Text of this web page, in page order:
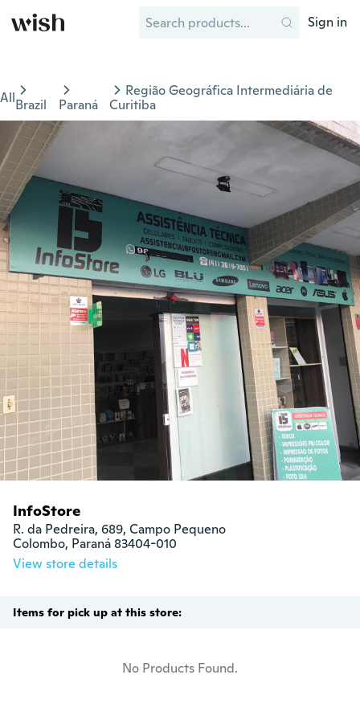
Sign in
AllBrazil Paraná
Região Geográfica Intermediária de
Curitiba
InfoStore
R. da Pedreira, 689, Campo Pequeno
Colombo, Paraná 83404-010
View store details
Items for pick up at this store:
No Products Found.